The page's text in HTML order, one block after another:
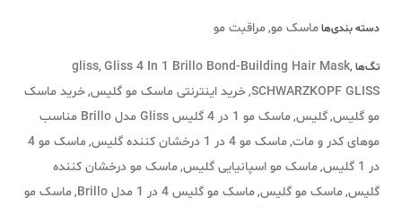
دسته بندی‌هاماسک مو,مراقبت مو
تگ‌ها gliss, Gliss 4 In 1 Brillo Bond-Building Hair Mask,
SCHWARZKOPF GLISS
,خرید اینترنتی ماسک مو گلیس,خرید ماسک
مو گلیس,گلیس,
ماسک مو 1 در 4 گلیس Gliss مدل Brillo مناسب
موهای کدر و مات,ماسک مو 4 در 1 درخشان کننده گلیس ,
ماسک مو 4
در 1 گلیس
,ماسک مو اسپانیایی گلیس,ماسک مو درخشان کننده
گلیس,ماسک مو گلیس,ماسک مو گلیس 4 در 1 مدل Brillo ,ماسک مو